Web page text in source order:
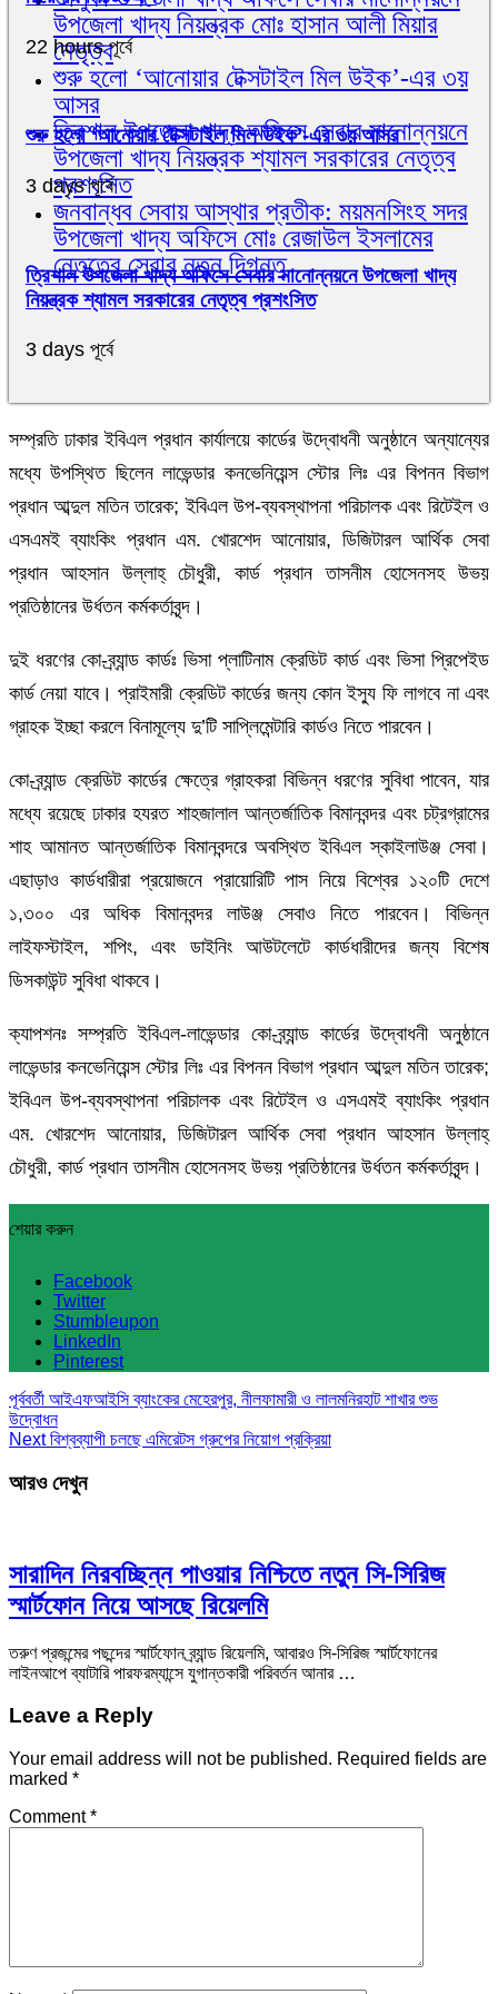
উপজেলা খাদ্য নিয়ন্ত্রক মোঃ হাসান আলী মিয়ার
নেতৃত্ব
শুরু হলো ‘আনোয়ার টেক্সটাইল মিল উইক’-এর ৩য়
আসর
ত্রিশাল উপজেলা খাদ্য অফিসে সেবার মানোন্নয়নে
উপজেলা খাদ্য নিয়ন্ত্রক শ্যামল সরকারের নেতৃত্ব
প্রশংসিত
জনবান্ধব সেবায় আস্থার প্রতীক: ময়মনসিংহ সদর
উপজেলা খাদ্য অফিসে মোঃ রেজাউল ইসলামের
নেতৃত্বে সেবার নতুন দিগন্ত
22 hours পূর্বে
শুরু হলো ‘আনোয়ার টেক্সটাইল মিল উইক’-এর ৩য় আসর
3 days পূর্বে
ত্রিশাল উপজেলা খাদ্য অফিসে সেবার মানোন্নয়নে উপজেলা খাদ্য
নিয়ন্ত্রক শ্যামল সরকারের নেতৃত্ব প্রশংসিত
3 days পূর্বে
সম্প্রতি ঢাকার ইবিএল প্রধান কার্যালয়ে কার্ডের উদ্বোধনী অনুষ্ঠানে অন্যান্যের
মধ্যে উপস্থিত ছিলেন লাভেন্ডার কনভেনিয়েন্স স্টোর লিঃ এর বিপনন বিভাগ
প্রধান আব্দুল মতিন তারেক; ইবিএল উপ-ব্যবস্থাপনা পরিচালক এবং রিটেইল ও
এসএমই ব্যাংকিং প্রধান এম. খোরশেদ আনোয়ার, ডিজিটারল আর্থিক সেবা
প্রধান আহসান উল্লাহ্ চৌধুরী, কার্ড প্রধান তাসনীম হোসেনসহ উভয়
প্রতিষ্ঠানের উর্ধতন কর্মকর্তাবৃন্দ।
দুই ধরণের কো-ব্র্যান্ড কার্ডঃ ভিসা প্লাটিনাম ক্রেডিট কার্ড এবং ভিসা প্রিপেইড
কার্ড নেয়া যাবে। প্রাইমারী ক্রেডিট কার্ডের জন্য কোন ইস্যু ফি লাগবে না এবং
গ্রাহক ইচ্ছা করলে বিনামূল্যে দু’টি সাপ্লিমেন্টারি কার্ডও নিতে পারবেন।
কো-ব্র্যান্ড ক্রেডিট কার্ডের ক্ষেত্রে গ্রাহকরা বিভিন্ন ধরণের সুবিধা পাবেন, যার
মধ্যে রয়েছে ঢাকার হযরত শাহজালাল আন্তর্জাতিক বিমানবন্দর এবং চট্রগ্রামের
শাহ আমানত আন্তর্জাতিক বিমানবন্দরে অবস্থিত ইবিএল স্কাইলাউঞ্জ সেবা।
এছাড়াও কার্ডধারীরা প্রয়োজনে প্রায়োরিটি পাস নিয়ে বিশ্বের ১২০টি দেশে
১,৩০০ এর অধিক বিমানবন্দর লাউঞ্জ সেবাও নিতে পারবেন। বিভিন্ন
লাইফস্টাইল, শপিং, এবং ডাইনিং আউটলেটে কার্ডধারীদের জন্য বিশেষ
ডিসকাউন্ট সুবিধা থাকবে।
ক্যাপশনঃ সম্প্রতি ইবিএল-লাভেন্ডার কো-ব্র্যান্ড কার্ডের উদ্বোধনী অনুষ্ঠানে
লাভেন্ডার কনভেনিয়েন্স স্টোর লিঃ এর বিপনন বিভাগ প্রধান আব্দুল মতিন তারেক;
ইবিএল উপ-ব্যবস্থাপনা পরিচালক এবং রিটেইল ও এসএমই ব্যাংকিং প্রধান
এম. খোরশেদ আনোয়ার, ডিজিটারল আর্থিক সেবা প্রধান আহসান উল্লাহ্
চৌধুরী, কার্ড প্রধান তাসনীম হোসেনসহ উভয় প্রতিষ্ঠানের উর্ধতন কর্মকর্তাবৃন্দ।
শেয়ার করুন
Facebook
Twitter
Stumbleupon
LinkedIn
Pinterest
পূর্ববর্তী আইএফআইসি ব্যাংকের মেহেরপুর, নীলফামারী ও লালমনিরহাট শাখার শুভ
উদ্বোধন
Nextবিশ্বব্যাপী চলছে এমিরেটস গ্রুপের নিয়োগ প্রক্রিয়া
আরও দেখুন
সারাদিন নিরবচ্ছিন্ন পাওয়ার নিশ্চিতে নতুন সি-সিরিজ
স্মার্টফোন নিয়ে আসছে রিয়েলমি
তরুণ প্রজন্মের পছন্দের স্মার্টফোন ব্র্যান্ড রিয়েলমি, আবারও সি-সিরিজ স্মার্টফোনের
লাইনআপে ব্যাটারি পারফরম্যান্সে যুগান্তকারী পরিবর্তন আনার …
Leave a Reply
Your email address will not be published. Required fields are
marked *
Comment*